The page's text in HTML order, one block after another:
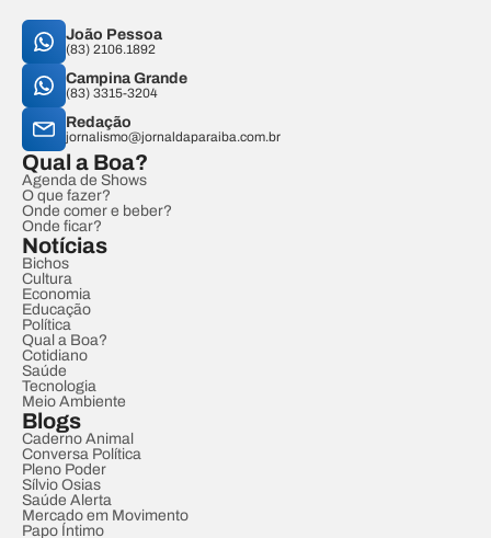
João Pessoa
(83) 2106.1892
Campina Grande
(83) 3315-3204
Redação
jornalismo@jornaldaparaiba.com.br
Qual a Boa?
Agenda de Shows
O que fazer?
Onde comer e beber?
Onde ficar?
Notícias
Bichos
Cultura
Economia
Educação
Política
Qual a Boa?
Cotidiano
Saúde
Tecnologia
Meio Ambiente
Blogs
Caderno Animal
Conversa Política
Pleno Poder
Sílvio Osias
Saúde Alerta
Mercado em Movimento
Papo Íntimo